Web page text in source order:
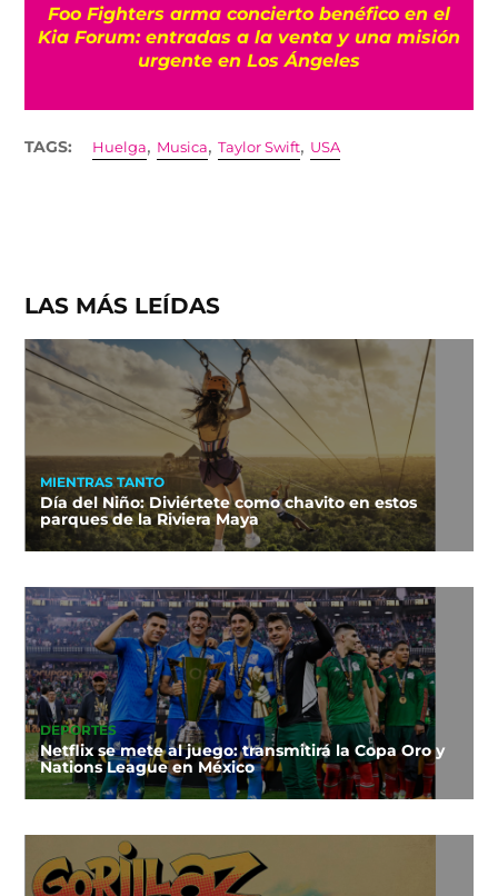
Foo Fighters arma concierto benéfico en el
Kia Forum: entradas a la venta y una misión
urgente en Los Ángeles
TAGS: Huelga, Musica,Taylor Swift, USA
LAS MÁS LEÍDAS
MIENTRAS TANTO
Día del Niño: Diviértete como chavito en estos
parques de la Riviera Maya
DEPORTES
Netflix se mete al juego: transmitirá la Copa Oro y
Nations League en México